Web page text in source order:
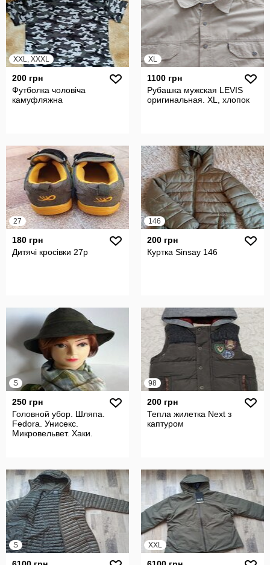
XXL, XXXL
200 грн
Футболка чоловіча
камуфляжна
XL
1100 грн
Рубашка мужская LEVIS
оригинальная. XL, хлопок
27
180 грн
Дитячі кросівки 27р
146
200 грн
Куртка Sinsay 146
S
250 грн
Головной убор. Шляпа.
Fedora. Унисекс.
Микровельвет. Хаки.
98
200 грн
Тепла жилетка Next з
каптуром
S XXL